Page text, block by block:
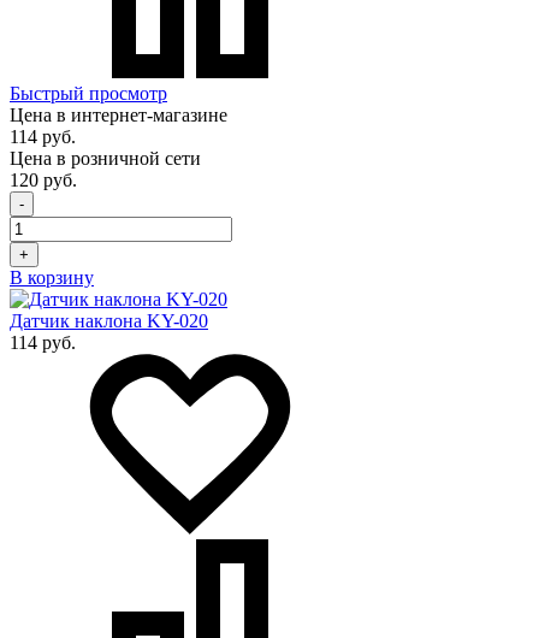
Быстрый просмотр
Цена в интернет-магазине
114 руб.
Цена в розничной сети
120 руб.
-
+
В корзину
Датчик наклона KY-020
114 руб.